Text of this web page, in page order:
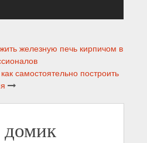
железную печь кирпичом в
самостоятельно построить